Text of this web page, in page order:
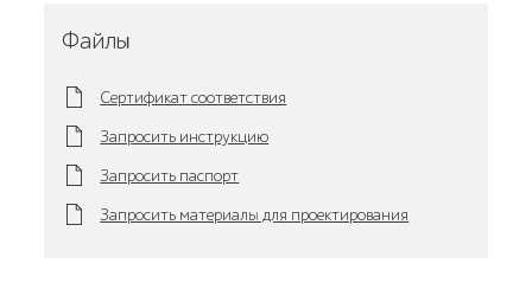
Файлы
Сертификат соответствия
Запросить инструкцию
Запросить паспорт
Запросить материалы для проектирования